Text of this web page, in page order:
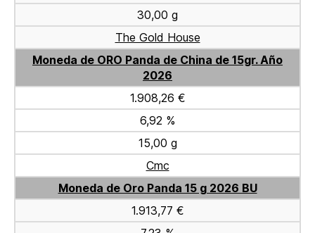
30,00 g
The Gold House
Moneda de ORO Panda de China de 15gr. Año
2026
1.908,26 €
6,92 %
15,00 g
Cmc
Moneda de Oro Panda 15 g 2026 BU
1.913,77 €